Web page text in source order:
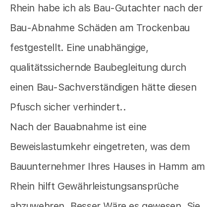
Rhein habe ich als Bau-Gutachter nach der
Bau-Abnahme Schäden am Trockenbau
festgestellt. Eine unabhängige,
qualitätssichernde Baubegleitung durch
einen Bau-Sachverständigen hätte diesen
Pfusch sicher verhindert..
Nach der Bauabnahme ist eine
Beweislastumkehr eingetreten, was dem
Bauunternehmer Ihres Hauses in Hamm am
Rhein hilft Gewährleistungsansprüche